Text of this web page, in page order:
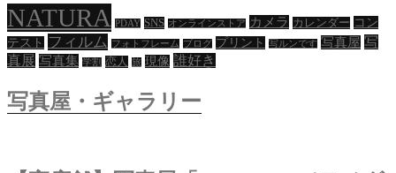
ー
シ
ン
NATURA PDAY SNS オンラインストア カメラ カレンダー コン
テスト フィルム フォトフレーム ブログ プリント 写ルンです 写真屋 写
真展 写真集 学割 恋人 旅 現像 誰好き
写真屋・ギャラリー